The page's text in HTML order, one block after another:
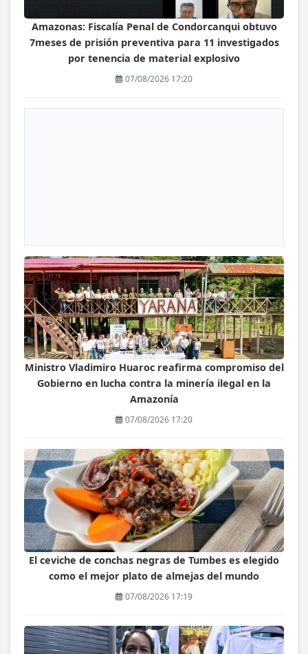
Amazonas: Fiscalía Penal de Condorcanqui obtuvo
7meses de prisión preventiva para 11 investigados
por tenencia de material explosivo
07/08/2026 17:20
Ministro Vladimiro Huaroc reafirma compromiso del
Gobierno en lucha contra la minería ilegal en la
Amazonía
07/08/2026 17:20
El ceviche de conchas negras de Tumbes es elegido
como el mejor plato de almejas del mundo
07/08/2026 17:19